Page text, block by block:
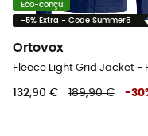
Eco-conçu
-5% Extra - Code Summer5
Ortovox
132,90 € 189,90 € -30